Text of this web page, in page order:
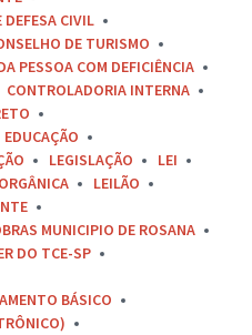
DEFESA CIVIL
DE TURISMO
PESSOA COM DEFICIÊNCIA
CONTROLADORIA INTERNA
EDUCAÇÃO
LEGISLAÇÃO
LEI
LEILÃO
MUNICIPIO DE ROSANA
DO TCE-SP
BÁSICO